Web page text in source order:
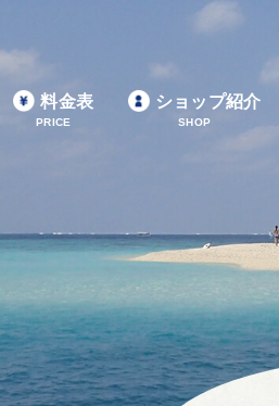
料金表
PRICE
ショップ紹介
SHOP